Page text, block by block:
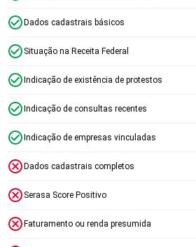
Dados cadastrais básicos
Situação na Receita Federal
Indicação de existência de protestos
Indicação de consultas recentes
Indicação de empresas vinculadas
Dados cadastrais completos
Serasa Score Positivo
Faturamento ou renda presumida